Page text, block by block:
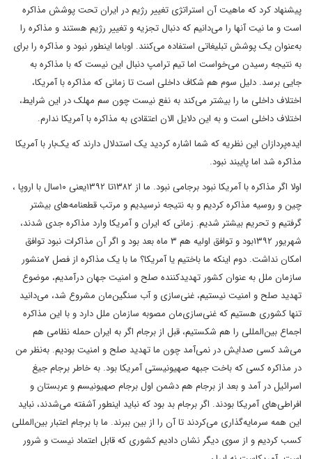
پیشنهاد کرد که ماهیت آن استراتژی تغییر رژیم در ایران تحت پوشش مذاکره
است و ما نیت آنها را می‌دانیم که دنبال تجزیه و تغییر رژیم هستند و مذاکره را
به‌عنوان یک پوشش تبلیغاتی استفاده می‌کنند. اوباما اینطور نبود و مذاکره را برای
به نتیجه رسیدن می‌خواست اما تیم ترامپ دنبال این نیست که با مذاکره به
جایی برسد. دلیل سوم هم شکاف داخلی است تا زمانی که مذاکره با آمریکا،
اختلاف داخلی ما را بیشتر می‌کند به نفع نیست چون سم مهلک در این شرایط،
اختلاف داخلی است و به این دلایل الان اعتقادی به مذاکره با آمریکا ندارم.
ایده‌پردازان این نظریه که شما اشاره کردید یک استدلال دارند که یک‌بار با آمریکا
مذاکره شد اما پایبند نبود.
اولا اگر مذاکره با آمریکا نبود برجامی نبود. ما از ۱۳۸۲تا ۱۳۹۲یعنی ۱۰سال با اروپا ،
چین و روسیه مذاکره کردیم و به نتیجه نرسیدیم و مرتب قطعنامه‌های بیشتر
گرفتیم و تحریم بیشتر شدیم. زمانی که ایران و آمریکا وارد مذاکره جدی شدند،
شهریور ۱۳۹۲بود و توافق اولیه هم ۳ ‌ماه بعد بود و اگر آن مذاکرات نبود توافق
امکان نداشت. دوم اینکه ما باختیم یا آمریکا؟ ما با یک مذاکره از فصل ۷منشور
سازمان ملل به عنوان کشور تهدیدکننده صلح و امنیت جهان درآمدیم، موضوع
تهدید صلح و امنیت نیستیم، غنی‌سازی‌ و آب سنگین‌مان مشروع شد، می‌دانید
تنها کشوری هستیم که غنی‌سازی‌مان مصوبه سازمان ملل دارد و با این مذاکره
اجماع بین‌المللی را هم شکستیم، قبل از برجام اگر به ایران حمله نظامی هم
می‌شد کسی صدایش در نمی‌آمد چون ما تهدید صلح و امنیت بودیم. به‌نظر من
در مذاکره کسی که باخت جبهه صهیونیستی آمریکا بود. به خاطر برجام جیغ
اسرائیل در آمد و بعد از برجام هم دشمن اول برجام صهیونیسم و عربستان و
افراطی‌های آمریکا بودند. اگر برجام بد بود که نباید اینطور آشفته می‌شدند، نباید
این همه سرمایه‌گذاری می‌کردند تا آن را از بین ببرند. ما با برجام اعتبار بین‌المللی
کسب کردیم و از سوی دیگر نشان دادیم کشوری که قابل اعتماد نیست و شرور